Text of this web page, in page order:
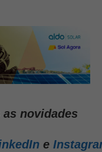
novidades
e